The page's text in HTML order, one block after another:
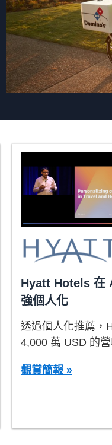
Hyatt Hotels 在
強個人化
透過個人化推薦，
4,000 萬 USD 的營
觀賞簡報 »